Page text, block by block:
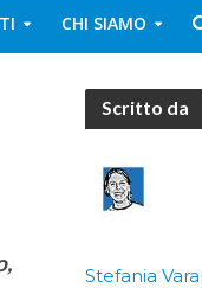
CHI SIAMO
Scritto da
Stefania